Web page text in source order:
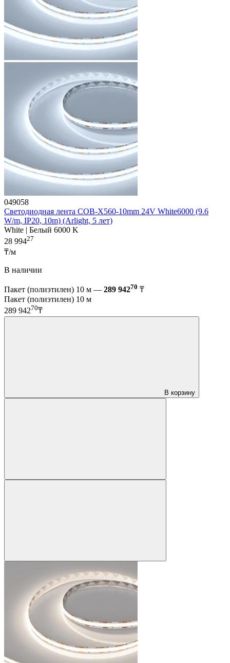
049058
Светодиодная лента COB-X560-10mm 24V White6000 (9.6
W/m, IP20, 10m) (Arlight, 5 лет)
White | Белый 6000 K
28 99427
₸/м
В наличии
Пакет (полиэтилен) 10 м — 289 94270 ₸
Пакет (полиэтилен) 10 м
289 94270₸
В корзину